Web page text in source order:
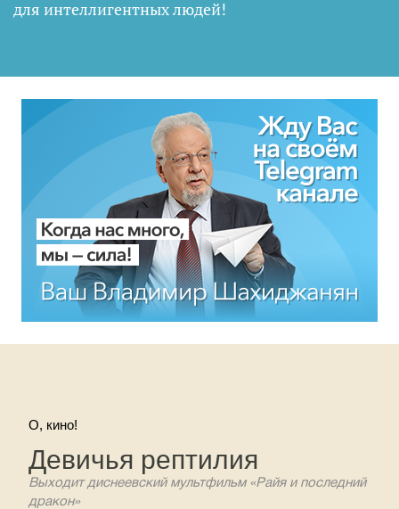
для интеллигентных людей!
О, кино!
Девичья рептилия
Выходит диснеевский мультфильм «Райя и последний
дракон»